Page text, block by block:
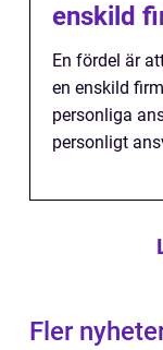
enskild
En fördel är
en enskild
personliga
personligt
Fler